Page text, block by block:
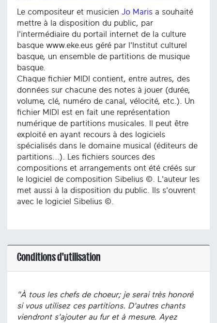
Le compositeur et musicien Jo Maris a souhaité
mettre à la disposition du public, par
l'intermédiaire du portail internet de la culture
basque www.eke.eus géré par l'Institut culturel
basque, un ensemble de partitions de musique
basque.
Chaque fichier MIDI contient, entre autres, des
données sur chacune des notes à jouer (durée,
volume, clé, numéro de canal, vélocité, etc.). Un
fichier MIDI est en fait une représentation
numérique de partitions musicales. Il peut être
exploité en ayant recours à des logiciels
spécialisés dans le domaine musical (éditeurs de
partitions...). Les fichiers sources des
compositions et arrangements ont été créés sur
le logiciel de composition Sibelius ©. L'auteur les
met aussi à la disposition du public. Ils s'ouvrent
avec le logiciel Sibelius ©.
Conditions d'utilisation
"À tous les chefs de choeur; je serai très honoré
si vous utilisez ces partitions. D'autres chants
viendront s'ajouter au fur et à mesure. Ayez